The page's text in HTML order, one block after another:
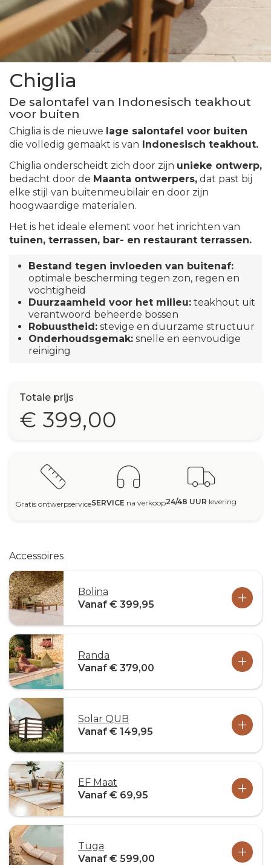
Chiglia
De salontafel van Indonesisch teakhout
voor buiten
Chiglia is de nieuwe lage salontafel voor buiten
die volledig gemaakt is van Indonesisch teakhout.
Chiglia onderscheidt zich door zijn unieke ontwerp,
bedacht door de Maanta ontwerpers, dat past bij
elke stijl van buitenmeubilair en door zijn
hoogwaardige materialen.
Het is het ideale element voor het inrichten van
tuinen, terrassen, bar- en restaurant terrassen.
Bestand tegen invloeden van buitenaf:
optimale bescherming tegen zon, regen en
vochtigheid
Duurzaamheid voor het milieu: teakhout uit
verantwoord beheerde bossen
Robuustheid: stevige en duurzame structuur
Onderhoudsgemak: snelle en eenvoudige
reiniging
Totale prijs
€ 399,00
Gratis ontwerpserviceSERVICE na verkoop24/48 UUR levering
Accessoires
Bolina
Vanaf € 399,95
Randa
Vanaf € 379,00
Solar QUB
Vanaf € 149,95
EF Maat
Vanaf € 69,95
Tuga
Vanaf € 599,00